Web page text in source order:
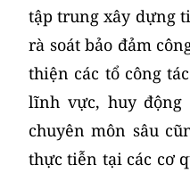
tập trung xây dựng
rà soát bảo đảm
thiện các tổ công
lĩnh vực, huy động
chuyên môn sâu
thực tiễn tại các cơ